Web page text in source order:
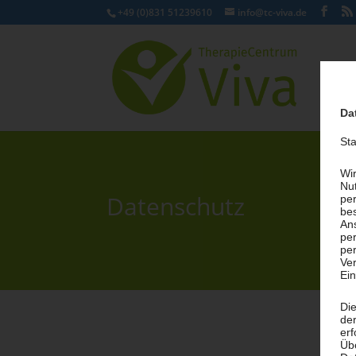
+49 (0)831 51239610 info@tc-viva.de
Datenschutz